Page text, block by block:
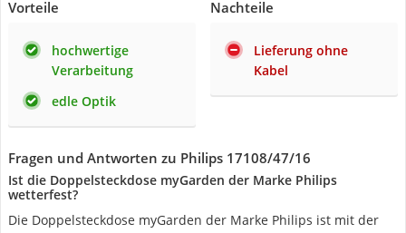
Vorteile
hochwertige
Verarbeitung
edle Optik
Nachteile
Lieferung ohne
Kabel
Fragen und Antworten zu Philips 17108/47/16
Ist die Doppelsteckdose myGarden der Marke Philips
wetterfest?
Die Doppelsteckdose myGarden der Marke Philips ist mit der